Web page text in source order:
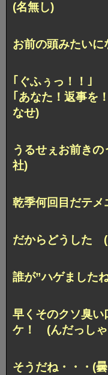
(名無し)
お前の頭みたい
｢ぐふぅっ！！｣
｢あなた！返事を
なせ)
うるせぇお前き
社)
乾季何回目だテ
だからどうした (
誰が”ハゲました
早くそのクソ臭い
ケ！ (んだっしゃ
そうだね・・・(